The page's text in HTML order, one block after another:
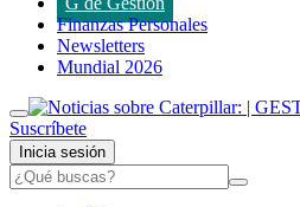
Finanzas Personales
Newsletters
Mundial 2026
Suscríbete
Inicia sesión